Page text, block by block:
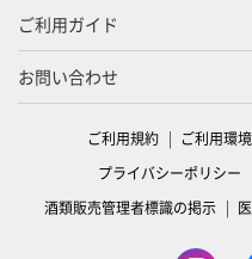
ご利用ガイド
お問い合わせ
ご利用規約 ご利用環
プライバシーポリシー
酒類販売管理者標識の掲示